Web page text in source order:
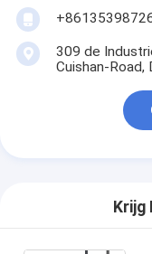
309 de
Cuishan-
Krijg